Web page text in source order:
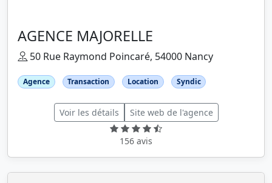
AGENCE MAJORELLE
50 Rue Raymond Poincaré, 54000 Nancy
Agence Transaction Location Syndic
Voir les détails Site web de l'agence
156 avis